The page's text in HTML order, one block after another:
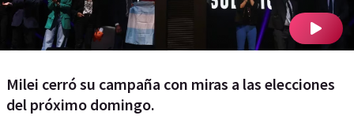
Milei cerró su campaña con miras a las elecciones
del próximo domingo.